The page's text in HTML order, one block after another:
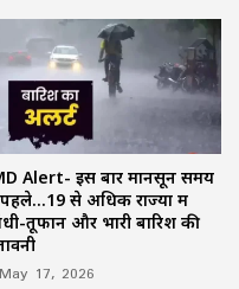
Alert- इस बार मानसून समय
से अधिक राज्यों में
तूफान और भारी बारिश की
May 17, 2026